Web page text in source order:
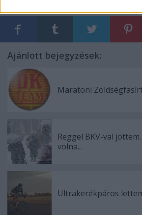
Ajánlott bejegyzések:
Maratoni
Reggel BKV-val
volna...
Ultrakerékpáros